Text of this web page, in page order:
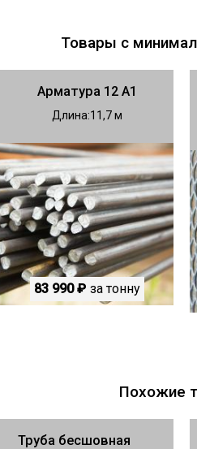
Товары с
Арматура 12 А1
Длина 11,7
83 990 ₽ за тонну
Похожие
Труба бесшовная